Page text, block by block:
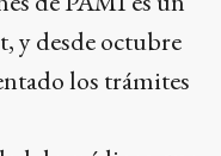
y desde octubre
los trámites